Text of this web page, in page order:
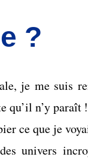
?
je me suis
qu’il n’y paraît
ce que je
univers